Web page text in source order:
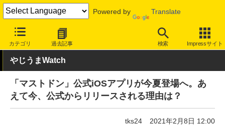
Powered by Translate
カテゴリ 過去記事 検索 Impressサイト
INTERNET Watch トピック
やじうまWatch
「マストドン」公式iOSアプリが今夏登場へ。あ
えて今、公式からリリースされる理由は？
tks24 2021年2月8日 12:00